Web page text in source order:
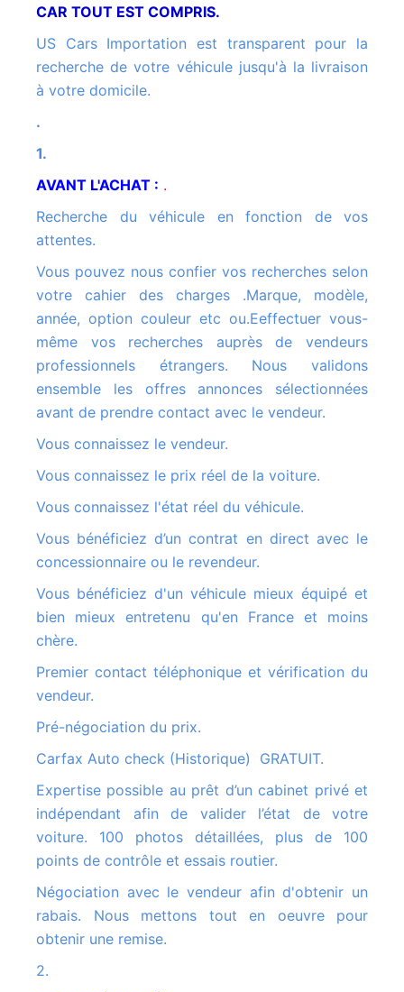
CAR TOUT EST COMPRIS.
US Cars Importation est transparent pour la
recherche de votre véhicule jusqu'à la livraison
à votre domicile.
.
1.
AVANT L'ACHAT : .
Recherche du véhicule en fonction de vos
attentes.
Vous pouvez nous confier vos recherches selon
votre cahier des charges .Marque, modèle,
année, option couleur etc ou.Eeffectuer vous-
même vos recherches auprès de vendeurs
professionnels étrangers. Nous validons
ensemble les offres annonces sélectionnées
avant de prendre contact avec le vendeur.
Vous connaissez le vendeur.
Vous connaissez le prix réel de la voiture.
Vous connaissez l'état réel du véhicule.
Vous bénéficiez d’un contrat en direct avec le
concessionnaire ou le revendeur.
Vous bénéficiez d'un véhicule mieux équipé et
bien mieux entretenu qu'en France et moins
chère.
Premier contact téléphonique et vérification du
vendeur.
Pré-négociation du prix.
Carfax Auto check (Historique) GRATUIT.
Expertise possible au prêt d’un cabinet privé et
indépendant afin de valider l’état de votre
voiture. 100 photos détaillées, plus de 100
points de contrôle et essais routier.
Négociation avec le vendeur afin d'obtenir un
rabais. Nous mettons tout en oeuvre pour
obtenir une remise.
2.